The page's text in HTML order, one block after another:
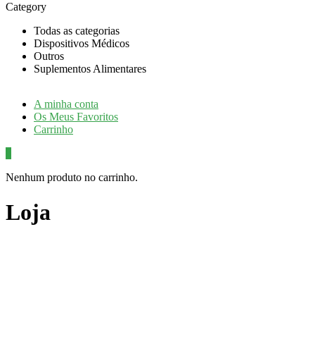
Category
Todas as categorias
Dispositivos Médicos
Outros
Suplementos Alimentares
A minha conta
Os Meus Favoritos
Carrinho
Nenhum produto no carrinho.
Loja